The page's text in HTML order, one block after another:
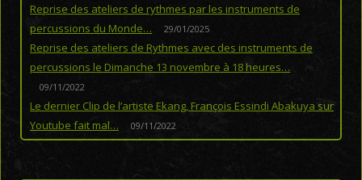
Reprise des ateliers de rythmes par les instruments de
percussions du Monde…
29/01/2025
Reprise des ateliers de Rythmes avec des instruments de
percussions le Dimanche 13 novembre à 18 heures…
09/11/2022
Le dernier Clip de l’artiste Ekang, François Essindi Abakuya sur
Youtube fait mal…
09/11/2022